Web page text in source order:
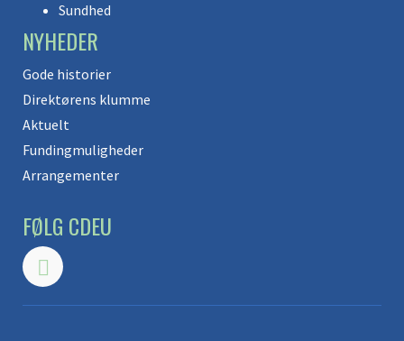
Sundhed
NYHEDER
Gode historier
Direktørens klumme
Aktuelt
Fundingmuligheder
Arrangementer
FØLG CDEU